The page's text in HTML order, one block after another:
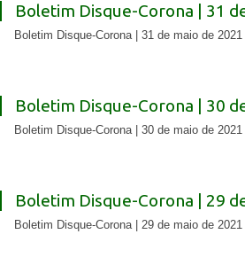
Boletim Disque-Corona | 31
Boletim Disque-Corona | 31 de maio de 2021
Boletim Disque-Corona | 30
Boletim Disque-Corona | 30 de maio de 2021
Boletim Disque-Corona | 29
Boletim Disque-Corona | 29 de maio de 2021